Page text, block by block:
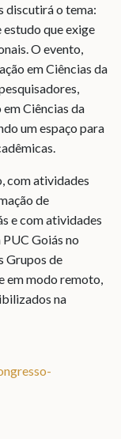
discutirá o tema:
estudo que exige
O evento,
em Ciências da
Ciências da
um espaço para
com atividades
de
e com atividades
Goiás no
Grupos de
em modo remoto,
na